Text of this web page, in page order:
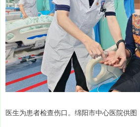
医生为患者检查伤口。绵阳市中心医院供图